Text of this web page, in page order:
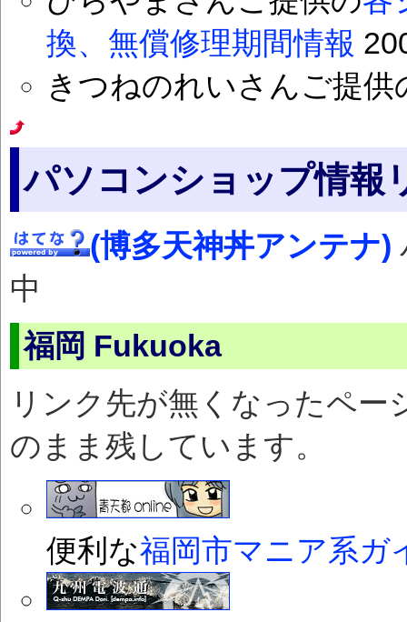
換、無償修理期間情報
きつねのれいさんご提供
パソコンショップ情報
(博多天神丼アンテナ)
中
福岡 Fukuoka
リンク先が無くなったペ
のまま残しています。
便利な福岡市マニア系ガ